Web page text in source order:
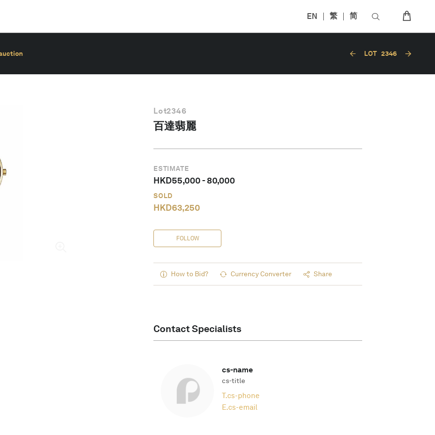
EN 繁 简
LOT 2346
Lot2346
百達翡麗
ESTIMATE
HKD55,000-80,000
SOLD
HKD63,250
FOLLOW
How to Bid? Currency Converter Share
Contact Specialists
cs-name
cs-title
T.cs-phone
E.cs-email